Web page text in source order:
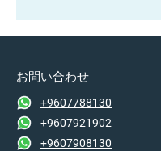
お問い合わせ
+9607788130
+9607921902
+9607908130